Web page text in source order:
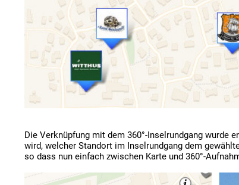
Die Verknüpfung mit dem 360°-Inselrundgang wurde
wird, welcher Standort im Inselrundgang dem
so dass nun einfach zwischen Karte und 360°-